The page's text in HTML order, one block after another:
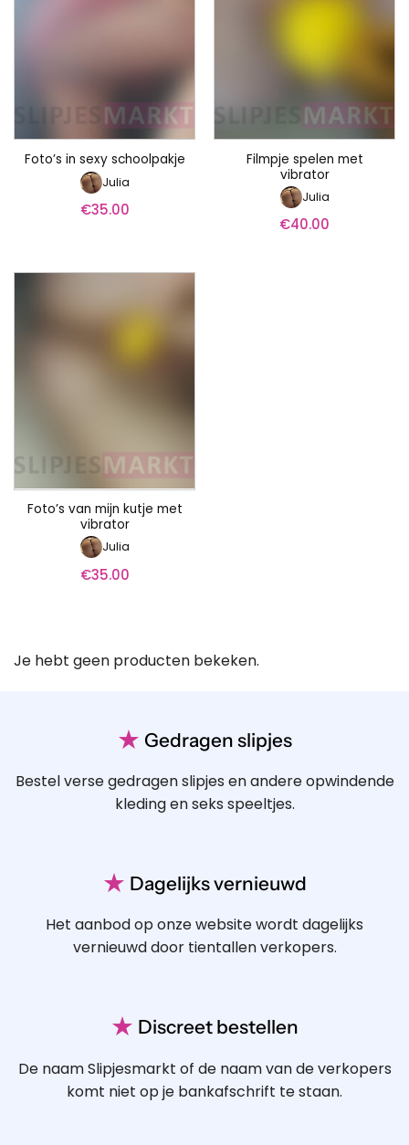
Foto’s in sexy schoolpakje
Julia
€35.00
Filmpje spelen met
vibrator
Julia
€40.00
Foto’s van mijn kutje met
vibrator
Julia
€35.00
Je hebt geen producten bekeken.
★ Gedragen slipjes
Bestel verse gedragen slipjes en andere opwindende
kleding en seks speeltjes.
★ Dagelijks vernieuwd
Het aanbod op onze website wordt dagelijks
vernieuwd door tientallen verkopers.
★ Discreet bestellen
De naam Slipjesmarkt of de naam van de verkopers
komt niet op je bankafschrift te staan.